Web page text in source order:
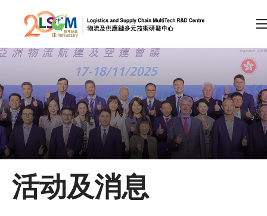
跳到内容（按回车键）
会员登录
A A EN 繁 简
主页
关于LSCM
活动及消息